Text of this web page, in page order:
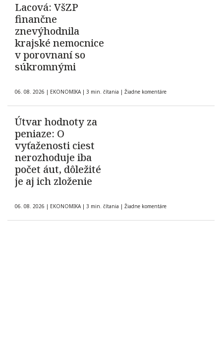
Lacová: VšZP
finančne
znevýhodnila
krajské nemocnice
v porovnaní so
súkromnými
06. 08. 2026 | EKONOMIKA | 3 min. čítania | Žiadne komentáre
Útvar hodnoty za
peniaze: O
vyťaženosti ciest
nerozhoduje iba
počet áut, dôležité
je aj ich zloženie
06. 08. 2026 | EKONOMIKA | 3 min. čítania | Žiadne komentáre